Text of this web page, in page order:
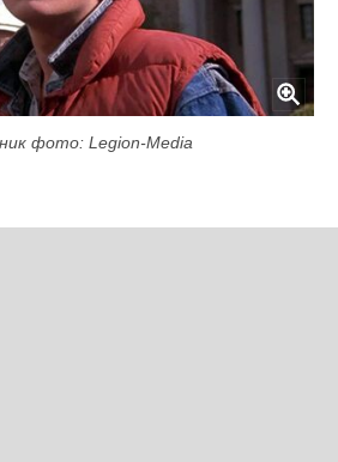
фото: Legion-Media